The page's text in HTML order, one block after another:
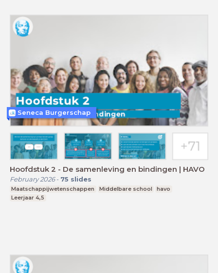
Hoofdstuk 2 - De samenleving en bindingen | HAVO
February 2026- 75 slides
Maatschappijwetenschappen Middelbare school
havo
Leerjaar 4,5
Seneca Burgerschap